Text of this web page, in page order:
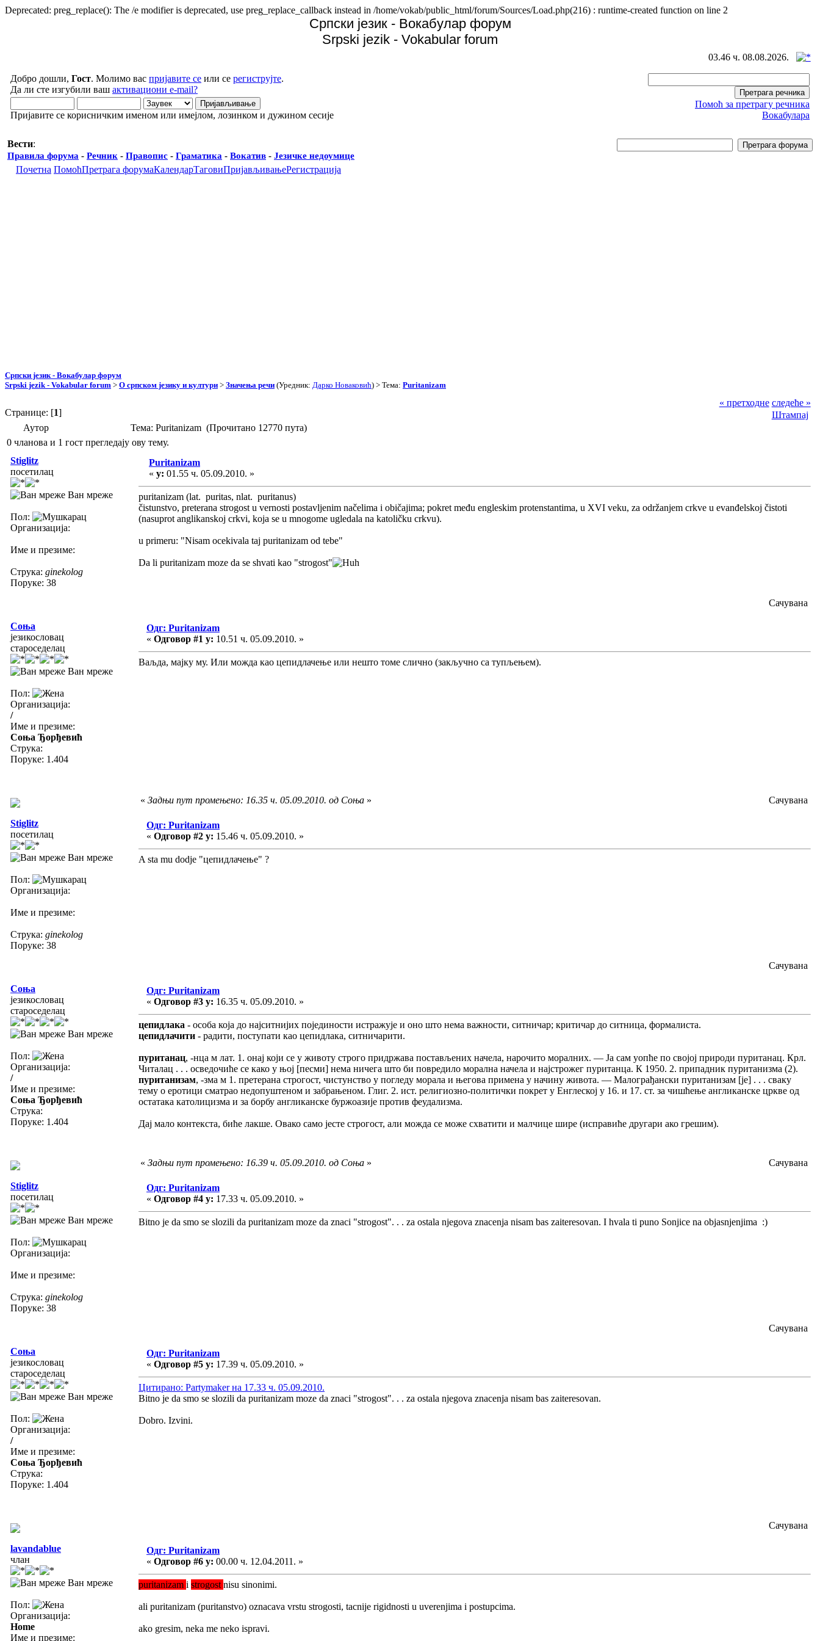
Deprecated: preg_replace(): The /e modifier is deprecated, use preg_replace_callback instead in /home/vokab/public_html/forum/Sources/Load.php(216) : runtime-created function on line 2
Српски језик - Вокабулар форум
Srpski jezik - Vokabular forum
03.46 ч. 08.08.2026.
Добро дошли, Гост. Молимо вас пријавите се или се региструјте.
Да ли сте изгубили ваш активациони e-mail?
Пријавите се корисничким именом или имејлом, лозинком и дужином сесије
Помоћ за претрагу речника
Вокабулара
Вести:
Правила форума - Речник - Правопис - Граматика - Вокатив - Језичке недоумице
Почетна ПомоћПретрага форумаКалендарТаговиПријављивањеРегистрација
Српски језик - Вокабулар форум
Srpski jezik - Vokabular forum > О српском језику и култури > Значења речи (Уредник: Дарко Новаковић) > Тема: Puritanizam
Странице: [1]
« претходне следеће »
Штампај
Аутор
Тема: Puritanizam (Прочитано 12770 пута)
0 чланова и 1 гост прегледају ову тему.
Stiglitz
посетилац
Ван мреже
Пол:
Организација:
Име и презиме:
Струка: ginekolog
Поруке: 38
Puritanizam
« у: 01.55 ч. 05.09.2010. »
puritanizam (lat. puritas, nlat. puritanus)
čistunstvo, preterana strogost u vernosti postavljenim načelima i običajima; pokret među engleskim protenstantima, u XVI veku, za održanjem crkve u evanđelskoj čistoti
(nasuprot anglikanskoj crkvi, koja se u mnogome ugledala na katoličku crkvu).
u primeru: "Nisam ocekivala taj puritanizam od tebe"
Da li puritanizam moze da se shvati kao "strogost"
Сачувана
Соња
језикословац
староседелац
Ван мреже
Пол:
Организација:
/
Име и презиме:
Соња Ђорђевић
Струка:
Поруке: 1.404
Одг: Puritanizam
« Одговор #1 у: 10.51 ч. 05.09.2010. »
Ваљда, мајку му. Или можда као цепидлачење или нешто томе слично (закључно са тупљењем).
« Задњи пут промењено: 16.35 ч. 05.09.2010. од Соња » Сачувана
Stiglitz
посетилац
Ван мреже
Пол:
Организација:
Име и презиме:
Струка: ginekolog
Поруке: 38
Одг: Puritanizam
« Одговор #2 у: 15.46 ч. 05.09.2010. »
A sta mu dodje "цепидлачење" ?
Сачувана
Соња
језикословац
староседелац
Ван мреже
Пол:
Организација:
/
Име и презиме:
Соња Ђорђевић
Струка:
Поруке: 1.404
Одг: Puritanizam
« Одговор #3 у: 16.35 ч. 05.09.2010. »
цепидлака - особа која до најситнијих појединости истражује и оно што нема важности, ситничар; критичар до ситница, формалиста.
цепидлачити - радити, поступати као цепидлака, ситничарити.
пуританац, -нца м лат. 1. онај који се у животу строго придржава постављених начела, нарочито моралних. — Ја сам уопће по својој природи пуританац. Крл.
Читалац . . . осведочиће се како у њој [песми] нема ничега што би повредило морална начела и најстрожег пуританца. К 1950. 2. припадник пуританизма (2).
пуританизам, -зма м 1. претерана строгост, чистунство у погледу морала и његова примена у начину живота. — Малограђански пуританизам [је] . . . сваку
тему о еротици сматрао недопуштеном и забрањеном. Глиг. 2. ист. религиозно-политички покрет у Енглеској у 16. и 17. ст. за чишћење англиканске цркве од
остатака католицизма и за борбу англиканске буржоазије против феудализма.
Дај мало контекста, биће лакше. Овако само јесте строгост, али можда се може схватити и малчице шире (исправиће другари ако грешим).
« Задњи пут промењено: 16.39 ч. 05.09.2010. од Соња » Сачувана
Stiglitz
посетилац
Ван мреже
Пол:
Организација:
Име и презиме:
Струка: ginekolog
Поруке: 38
Одг: Puritanizam
« Одговор #4 у: 17.33 ч. 05.09.2010. »
Bitno je da smo se slozili da puritanizam moze da znaci "strogost". . . za ostala njegova znacenja nisam bas zaiteresovan. I hvala ti puno Sonjice na objasnjenjima :)
Сачувана
Соња
језикословац
староседелац
Ван мреже
Пол:
Организација:
/
Име и презиме:
Соња Ђорђевић
Струка:
Поруке: 1.404
Одг: Puritanizam
« Одговор #5 у: 17.39 ч. 05.09.2010. »
Цитирано: Partymaker на 17.33 ч. 05.09.2010.
Bitno je da smo se slozili da puritanizam moze da znaci "strogost". . . za ostala njegova znacenja nisam bas zaiteresovan.
Dobro. Izvini.
Сачувана
lavandablue
члан
Ван мреже
Пол:
Организација:
Home
Име и презиме:
Одг: Puritanizam
« Одговор #6 у: 00.00 ч. 12.04.2011. »
puritanizam i strogost nisu sinonimi.
ali puritanizam (puritanstvo) oznacava vrstu strogosti, tacnije rigidnosti u uverenjima i postupcima.
ako gresim, neka me neko ispravi.